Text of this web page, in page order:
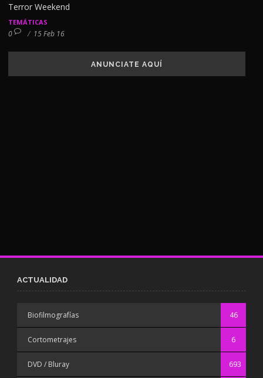
Terror Weekend
TEMÁTICAS
0 / 15 Feb 16
ANUNCIATE AQUÍ
ACTUALIDAD
Biofilmografías 46
Cortometrajes 6
DVD / Bluray 693